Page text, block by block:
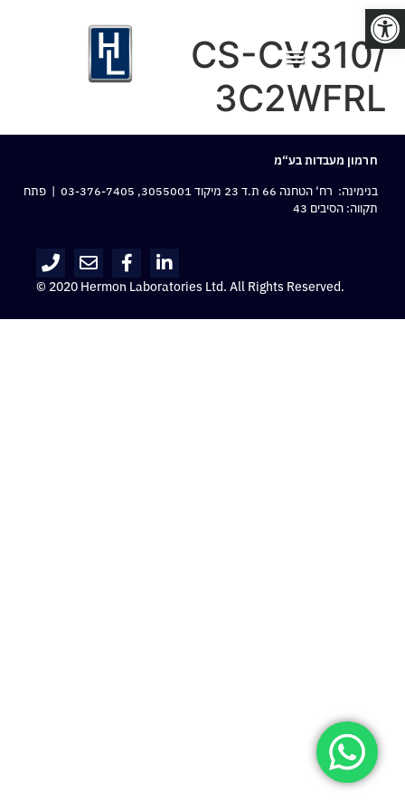
פתח סרגל נגישות
CS-CV310/
3C2WFRL
חרמון מעבדות בע“מ
בנימינה: רח‘ הטחנה 66 ת.ד 23 מיקוד 3055001,
03-376-7405 | פתח
תקווה: הסיבים 43
© 2020 Hermon Laboratories Ltd. All Rights Reserved.